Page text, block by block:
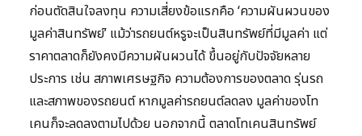
ก่อนตัดสินใจลงทุน ความเสี่ยงข้อแรกคือ ‘ความผันผวนของ
มูลค่าสินทรัพย์’ แม้ว่ารถยนต์หรูจะเป็นสินทรัพย์ที่มีมูลค่า แต่
ราคาตลาดก็ยังคงมีความผันผวนได้ ขึ้นอยู่กับปัจจัยหลาย
ประการ เช่น สภาพเศรษฐกิจ ความต้องการของตลาด รุ่นรถ
และสภาพของรถยนต์ หากมูลค่ารถยนต์ลดลง มูลค่าของโท
เคนก็จะลดลงตามไปด้วย นอกจากนี้ ตลาดโทเคนสินทรัพย์